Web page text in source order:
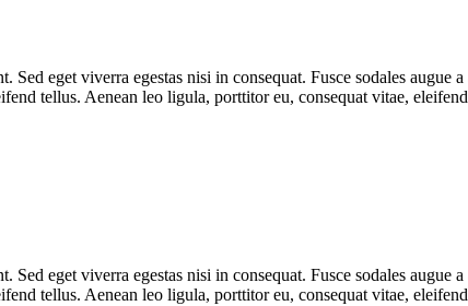
Sed eget viverra egestas nisi in consequat. Fusce sodales
tellus. Aenean leo ligula, porttitor eu, consequat vitae,
Sed eget viverra egestas nisi in consequat. Fusce sodales
tellus. Aenean leo ligula, porttitor eu, consequat vitae,